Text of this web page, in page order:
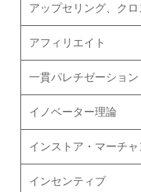
アップセリング、ク
アフィリエイト
一貫パレチゼーション
イノベーター理論
インストア・マーチ
インセンティブ